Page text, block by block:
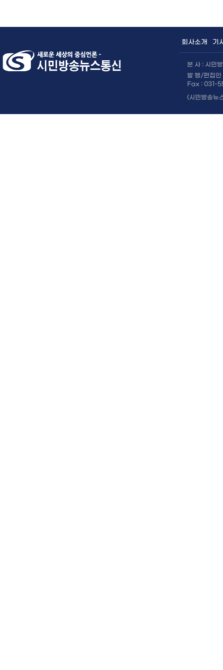
회사소개 기
본 사 : 시민
발 행/편집인
Fax : 031-
(시민방송뉴